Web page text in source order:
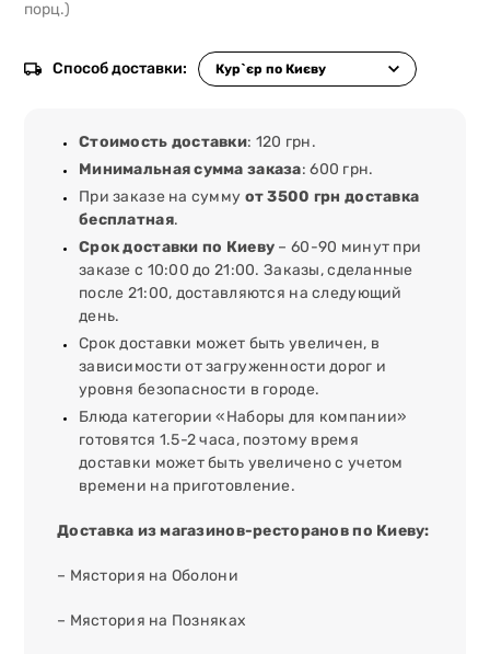
порц.)
Способ доставки:
Стоимость доставки: 120 грн.
Минимальная сумма заказа: 600 грн.
При заказе на сумму от 3500 грн доставка
бесплатная.
Срок доставки по Киеву – 60-90 минут при
заказе с 10:00 до 21:00. Заказы, сделанные
после 21:00, доставляются на следующий
день.
Срок доставки может быть увеличен, в
зависимости от загруженности дорог и
уровня безопасности в городе.
Блюда категории «Наборы для компании»
готовятся 1.5-2 часа, поэтому время
доставки может быть увеличено с учетом
времени на приготовление.
Доставка из магазинов-ресторанов по Киеву:
– Мястория на Оболони
– Мястория на Позняках